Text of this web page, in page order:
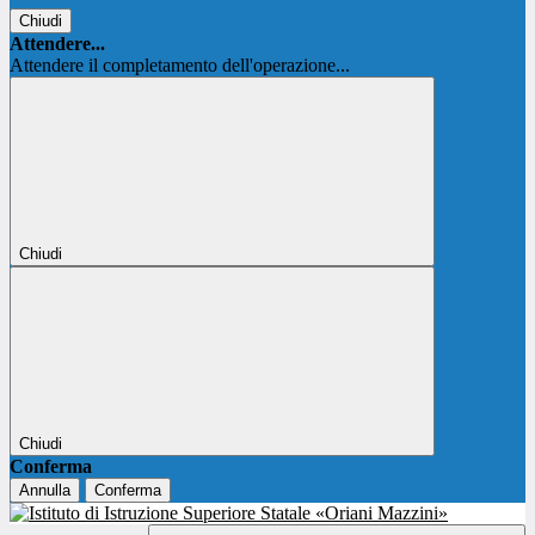
Chiudi
Attendere...
Attendere il completamento dell'operazione...
Chiudi
Chiudi
Conferma
Annulla Conferma